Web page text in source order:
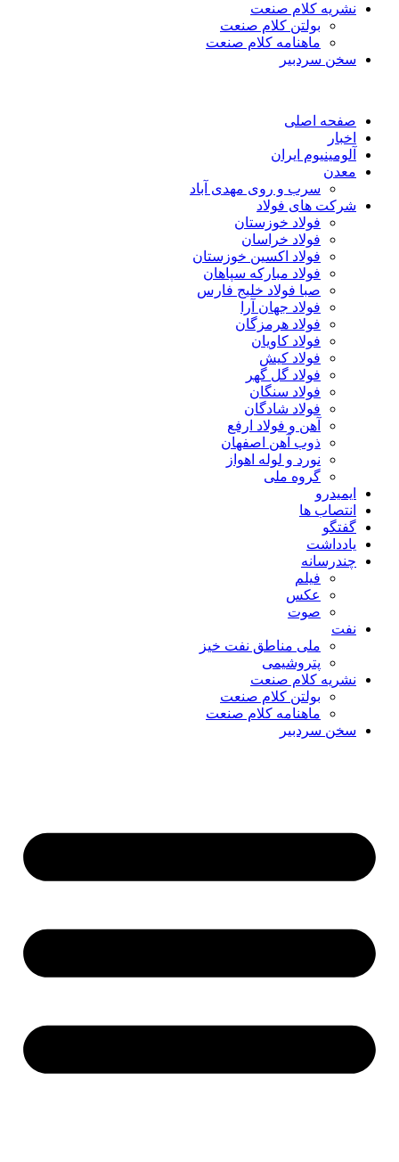
نشریه کلام صنعت
بولتن کلام صنعت
ماهنامه کلام صنعت
سخن سردبیر
صفحه اصلی
اخبار
آلومینیوم ایران
معدن
سرب و روی مهدی آباد
شرکت های فولاد
فولاد خوزستان
فولاد خراسان
فولاد اکسین خوزستان
فولاد مبارکه سپاهان
صبا فولاد خلیج فارس
فولاد جهان آرا
فولاد هرمزگان
فولاد کاویان
فولاد کیش
فولاد گل گهر
فولاد سنگان
فولاد شادگان
آهن و فولاد ارفع
ذوب آهن اصفهان
نورد و لوله اهواز
گروه ملی
ایمیدرو
انتصاب ها
گفتگو
یادداشت
چندرسانه
فیلم
عکس
صوت
نفت
ملی مناطق نفت خیز
پتروشیمی
نشریه کلام صنعت
بولتن کلام صنعت
ماهنامه کلام صنعت
سخن سردبیر